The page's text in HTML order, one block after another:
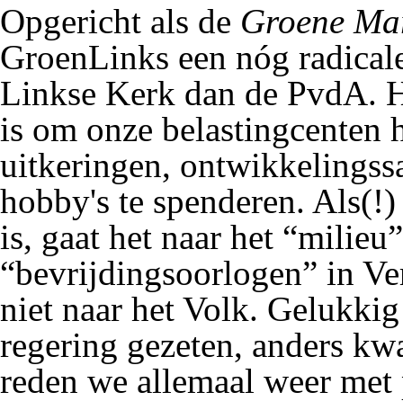
Opgericht als de Groene
GroenLinks een nóg
Linkse Kerk dan de PvdA.
is om onze belastingcenten
uitkeringen,
hobby's te spenderen.
is, gaat het naar het “milieu
“bevrijdingsoorlogen” in
niet naar het Volk.
regering gezeten, anders
reden we allemaal weer met